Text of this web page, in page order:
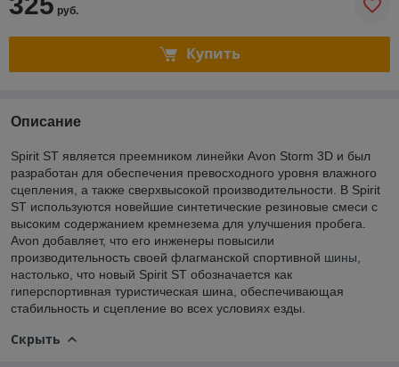
руб.
Купить
Описание
Spirit ST является преемником линейки Avon Storm 3D и был
разработан для обеспечения превосходного уровня влажного
сцепления, а также сверхвысокой производительности. В Spirit
ST используются новейшие синтетические резиновые смеси с
высоким содержанием кремнезема для улучшения пробега.
Avon добавляет, что его инженеры повысили
производительность своей флагманской спортивной шины
настолько, что новый Spirit ST обозначается как
гиперспортивная туристическая шина, обеспечивающая
стабильность и сцепление во всех условиях езды.
Скрыть